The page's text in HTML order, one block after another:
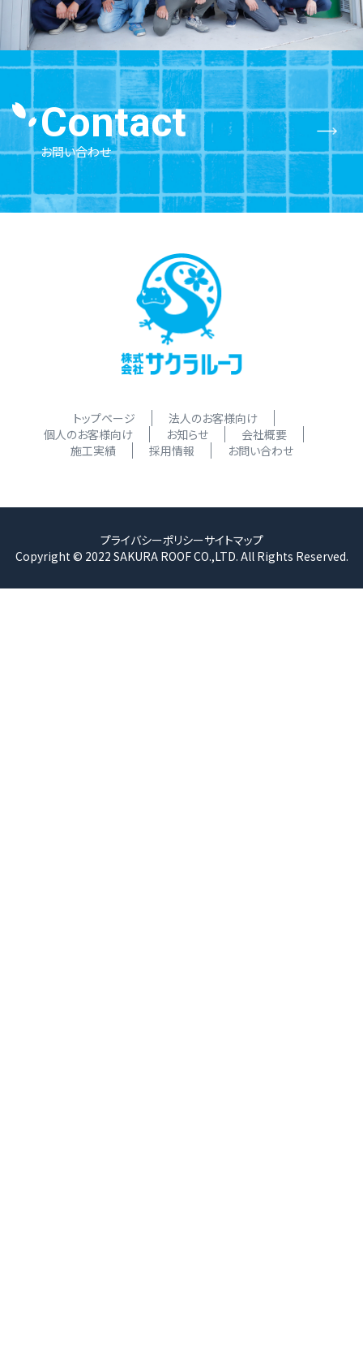
Contact
お問い合わせ
トップページ
法人のお客様向け
個人のお客様向け
お知らせ
会社概要
施工実績
採用情報 お問い合わせ
プライバシーポリシーサイトマップ
Copyright © 2022 SAKURA ROOF CO.,LTD. All Rights Reserved.